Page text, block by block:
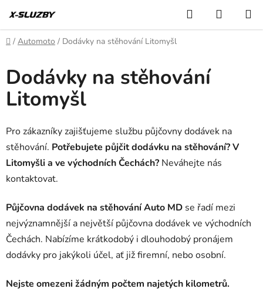
na
obsah
Hledat
KOŠÍK
Domů
/ Automoto / Dodávky na stěhování Litomyšl
Dodávky na stěhování
Litomyšl
Pro zákazníky zajišťujeme službu půjčovny dodávek na
stěhování. Potřebujete půjčit dodávku na stěhování? V
Litomyšli a ve východních Čechách? Neváhejte nás
kontaktovat.
Půjčovna dodávek na stěhování Auto MD se řadí mezi
nejvýznamnější a největší půjčovna dodávek ve východních
Čechách. Nabízíme krátkodobý i dlouhodobý pronájem
dodávky pro jakýkoli účel, ať již firemní, nebo osobní.
Nejste omezeni žádným počtem najetých kilometrů.